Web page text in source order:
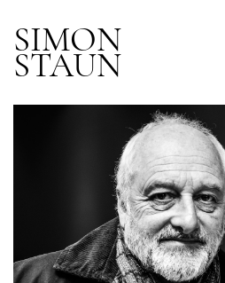
SIMON
STAUN